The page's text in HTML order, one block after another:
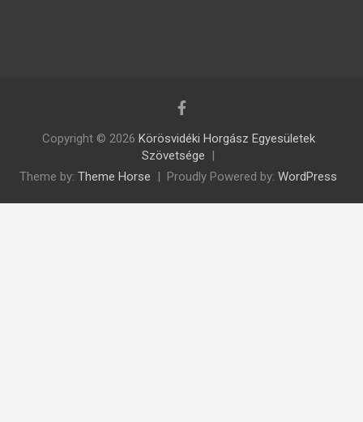
Copyright © 2026 Körösvidéki Horgász Egyesületek
Szövetsége
Theme by: Theme Horse Proudly Powered by: WordPress